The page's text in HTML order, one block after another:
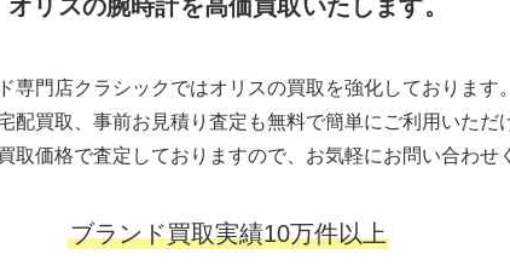
オリスの腕時計を高価買取いたします。
専門店クラシックではオリスの買取を強化しております。
配買取、事前お見積り査定も無料で簡単にご利用いただ
取価格で査定しておりますので、お気軽にお問い合わせ
ブランド買取実績10万件以上